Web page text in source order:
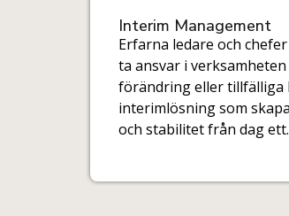
Interim Management
Erfarna ledare och
ta ansvar i verksamheten
förändring eller tillfälliga
interimlösning som
och stabilitet från dag ett.